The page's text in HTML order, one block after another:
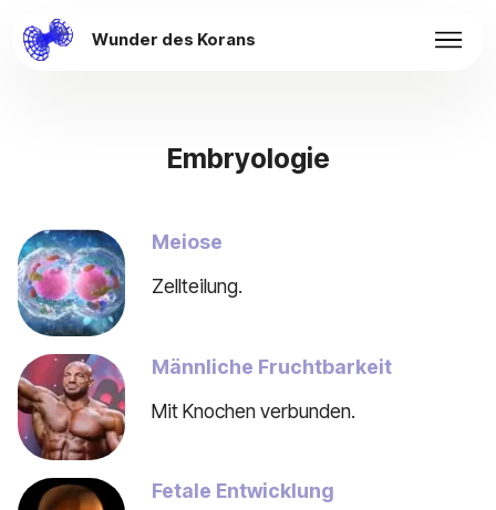
Wunder des Korans
Embryologie
Meiose
Zellteilung.
Männliche Fruchtbarkeit
Mit Knochen verbunden.
Fetale Entwicklung